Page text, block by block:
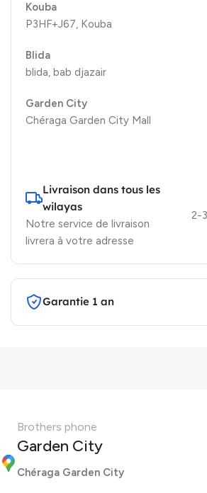
Kouba
P3HF+J67, Kouba
Blida
blida, bab djazair
Garden City
Chéraga Garden City Mall
Livraison dans tous les
wilayas
Notre service de livraison
livrera à votre adresse
2-
Garantie 1 an
Brothers phone
Garden City
Chéraga Garden City